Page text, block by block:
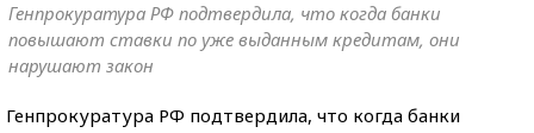
Генпрокуратура РФ подтвердила, что когда банки
повышают ставки по уже выданным кредитам, они
нарушают закон
Генпрокуратура РФ подтвердила, что когда банки